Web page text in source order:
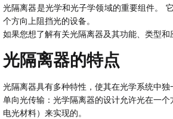
光隔离器是光学和光子学领域的重要组件。
个方向上阻挡光的设备。
如果您想了解有关光隔离器及其功能、类型和
光隔离器的特点
光隔离器具有多种特性，使其在光学系统中独
单向光传输：光学隔离器的设计允许光在一
电光材料）来实现的。